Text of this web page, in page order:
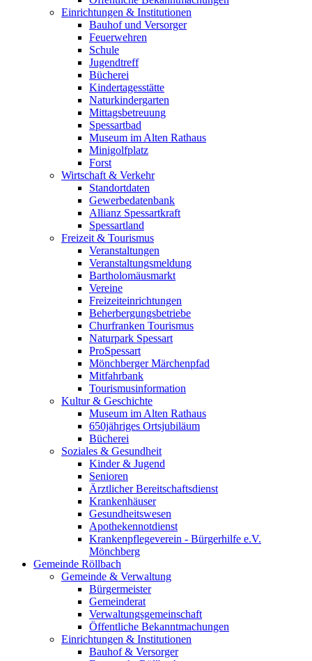
Einrichtungen & Institutionen
Bauhof und Versorger
Feuerwehren
Schule
Jugendtreff
Bücherei
Kindertagesstätte
Naturkindergarten
Mittagsbetreuung
Spessartbad
Museum im Alten Rathaus
Minigolfplatz
Forst
Wirtschaft & Verkehr
Standortdaten
Gewerbedatenbank
Allianz Spessartkraft
Spessartland
Freizeit & Tourismus
Veranstaltungen
Veranstaltungsmeldung
Bartholomäusmarkt
Vereine
Freizeiteinrichtungen
Beherbergungsbetriebe
Churfranken Tourismus
Naturpark Spessart
ProSpessart
Mönchberger Märchenpfad
Mitfahrbank
Tourismusinformation
Kultur & Geschichte
Museum im Alten Rathaus
650jähriges Ortsjubiläum
Bücherei
Soziales & Gesundheit
Kinder & Jugend
Senioren
Ärztlicher Bereitschaftsdienst
Krankenhäuser
Gesundheitswesen
Apothekennotdienst
Krankenpflegeverein - Bürgerhilfe e.V.
Mönchberg
Gemeinde Röllbach
Gemeinde & Verwaltung
Bürgermeister
Gemeinderat
Verwaltungsgemeinschaft
Öffentliche Bekanntmachungen
Einrichtungen & Institutionen
Bauhof & Versorger